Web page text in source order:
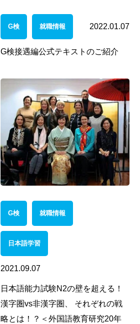
G検 就職情報 2022.01.07
G検接遇編公式テキストのご紹介
G検 就職情報
日本語学習
2021.09.07
日本語能力試験N2の壁を超える！
漢字圏vs非漢字圏、 それぞれの戦
略とは！？＜外国語教育研究20年